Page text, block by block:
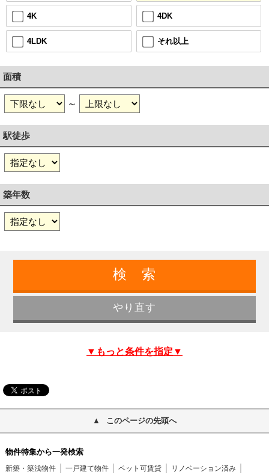
4K 4DK
4LDK それ以上
面積
～
駅徒歩
築年数
▼もっと条件を指定▼
このページの先頭へ
物件特集から一発検索
新築・築浅物件 一戸建て物件 ペット可賃貸
リノベーション済み